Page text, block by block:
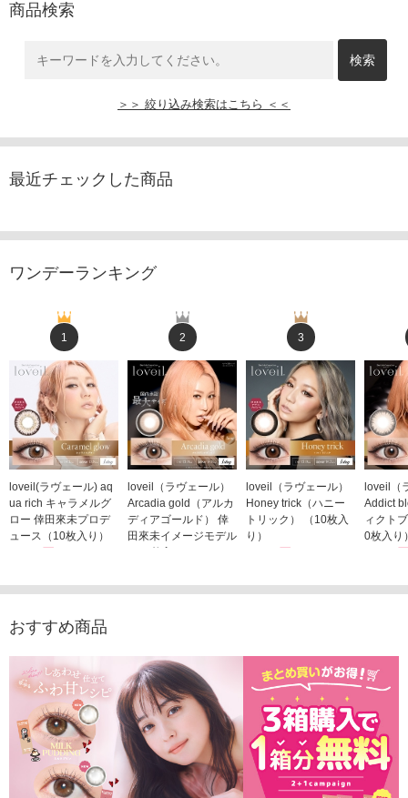
商品検索
＞＞ 絞り込み検索はこちら ＜＜
最近チェックした商品
ワンデーランキング
1
loveil(ラヴェール) aq
ua rich キャラメルグ
ロー 倖田來未プロデ
ュース（10枚入り）
2
loveil（ラヴェール）
Arcadia gold（アルカ
ディアゴールド） 倖
田來未イメージモデル
3
loveil（ラヴェール）
Honey trick（ハニー
トリック） （10枚入
り）
loveil（
Addict
ィクト
0枚入り
おすすめ商品